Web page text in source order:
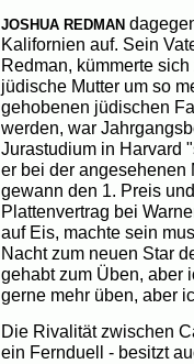
JOSHUA REDMAN
Kalifornien auf. Sein
Redman, kümmerte
jüdische Mutter um so
gehobenen jüdischen
werden, war
Jurastudium in Harvard
er bei der angesehenen
gewann den 1. Preis
Plattenvertrag bei
auf Eis, machte sein
Nacht zum neuen Star
gehabt zum Üben, aber
gerne mehr üben, aber
Die Rivalität zwischen
ein Fernduell - besitzt